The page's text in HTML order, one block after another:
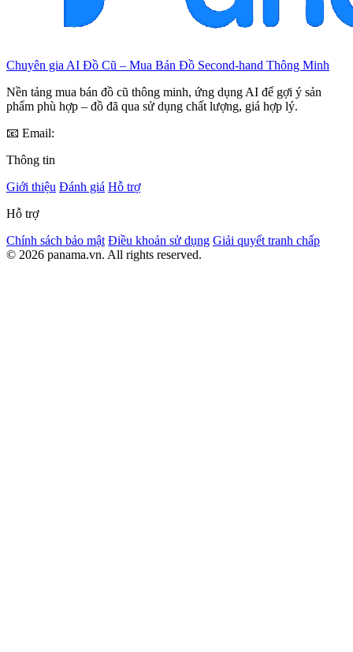
Chuyên gia AI Đồ Cũ – Mua Bán Đồ Second-hand Thông Minh
Nền tảng mua bán đồ cũ thông minh, ứng dụng AI để gợi ý sản
phẩm phù hợp – đồ đã qua sử dụng chất lượng, giá hợp lý.
📧 Email:
Thông tin
Giới thiệu Đánh giá Hỗ trợ
Hỗ trợ
Chính sách bảo mật Điều khoản sử dụng Giải quyết tranh chấp
© 2026 panama.vn. All rights reserved.